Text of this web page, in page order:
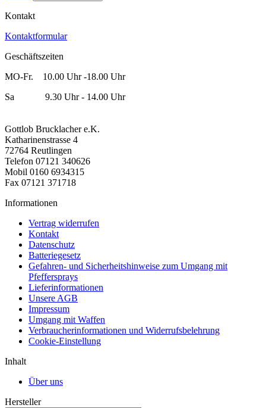
Kontakt
Kontaktformular
Geschäftszeiten
MO-Fr. 10.00 Uhr -18.00 Uhr
Sa 9.30 Uhr - 14.00 Uhr
Gottlob Brucklacher e.K.
Katharinenstrasse 4
72764 Reutlingen
Telefon 07121 340626
Mobil 0160 6934315
Fax 07121 371718
Informationen
Vertrag widerrufen
Kontakt
Datenschutz
Batteriegesetz
Gefahren- und Sicherheitshinweise zum Umgang mit
Pfeffersprays
Lieferinformationen
Unsere AGB
Impressum
Umgang mit Waffen
Verbraucherinformationen und Widerrufsbelehrung
Cookie-Einstellung
Inhalt
Über uns
Hersteller